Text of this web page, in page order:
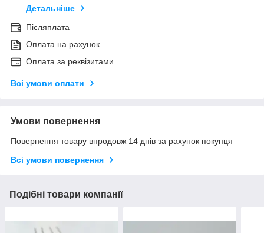
Детальніше
Післяплата
Оплата на рахунок
Оплата за реквізитами
Всі умови оплати
Умови повернення
Повернення товару впродовж 14 днів за рахунок покупця
Всі умови повернення
Подібні товари компанії